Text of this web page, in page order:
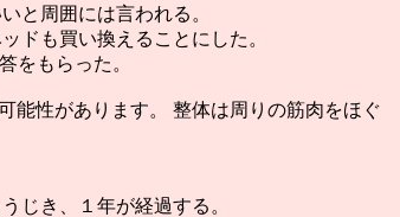
と周囲には言われる。
ドも買い換えることにした。
をもらった。
能性があります。 整体は周りの筋肉をほぐ
じき、１年が経過する。